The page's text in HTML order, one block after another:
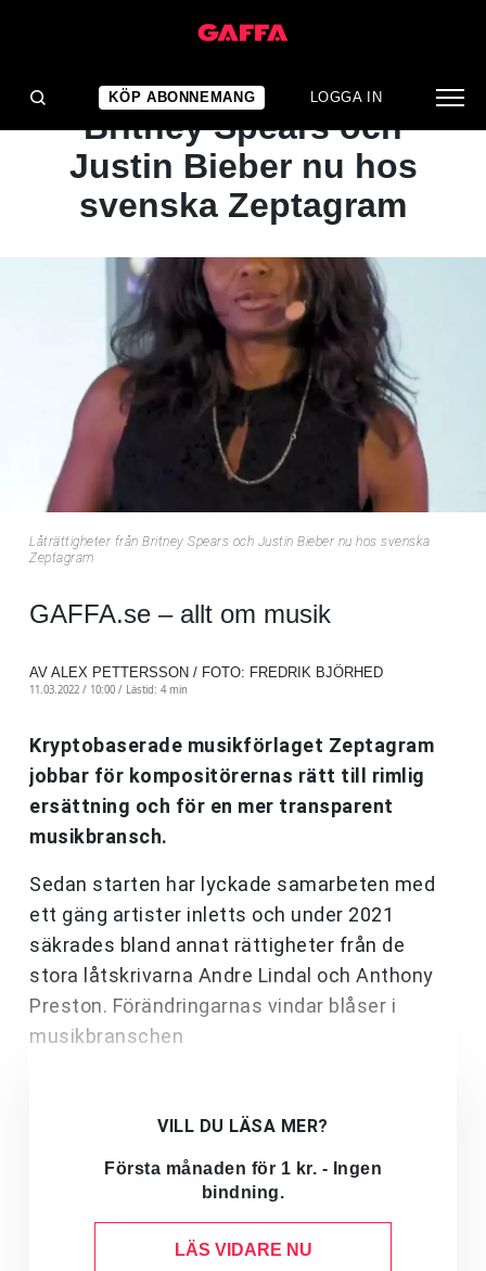
KÖP ABONNEMANG LOGGA IN
ARTIKEL
Låträttigheter från
Britney Spears och
Justin Bieber nu hos
svenska Zeptagram
Låträttigheter från Britney Spears och Justin Bieber nu hos svenska
Zeptagram
GAFFA.se – allt om musik
AV ALEX PETTERSSON / FOTO: FREDRIK BJÖRHED
11.03.2022 / 10:00 / Lästid: 4 min
Kryptobaserade musikförlaget Zeptagram
jobbar för kompositörernas rätt till rimlig
ersättning och för en mer transparent
musikbransch.
Sedan starten har lyckade samarbeten med
ett gäng artister inletts och under 2021
säkrades bland annat rättigheter från de
stora låtskrivarna Andre Lindal och Anthony
Preston. Förändringarnas vindar blåser i
musikbranschen
VILL DU LÄSA MER?
Första månaden för 1 kr. - Ingen
bindning.
LÄS VIDARE NU